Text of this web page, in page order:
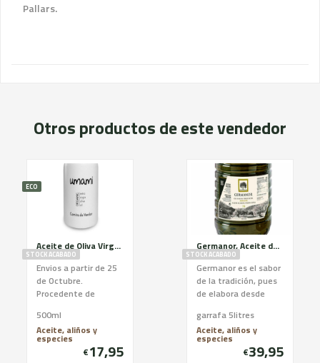
Pallars.
Otros productos de este vendedor
STOCK ACABADO
ECO
Aceite de Oliva Virgen Extra Umami, Ecológico en Botella de 500ml de Camins de Verdor
Envios a partir de 25
de Octubre.
Procedente de
variedad arbequina
de calidad superior,
Caminos de Verdo...
500ml
Aceite, aliños y
especies
€17,95
STOCK ACABADO
Germanor, Aceite de Oliva Virgen Extra de Arbequina, garrafa de 5litros
Germanor es el sabor
de la tradición, pues
de elabora desde
popular marca. Zumo
de aceituna 100...
garrafa 5litres
Aceite, aliños y
especies
€39,95